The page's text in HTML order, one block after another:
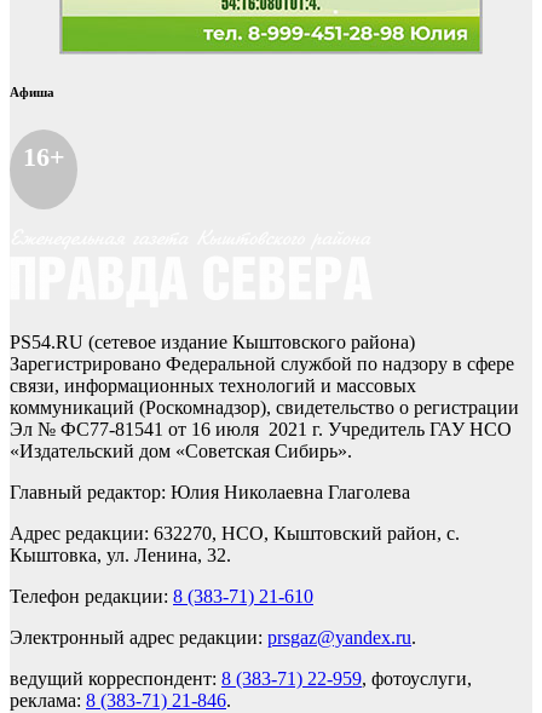
Афиша
16+
PS54.RU (сетевое издание Кыштовского района)
Зарегистрировано Федеральной службой по надзору в сфере
связи, информационных технологий и массовых
коммуникаций (Роскомнадзор), свидетельство о регистрации
Эл № ФС77-81541 от 16 июля 2021 г. Учредитель ГАУ НСО
«Издательский дом «Советская Сибирь».
Главный редактор: Юлия Николаевна Глаголева
Адрес редакции: 632270, НСО, Кыштовский район, с.
Кыштовка, ул. Ленина, 32.
Телефон редакции: 8 (383-71) 21-610
Электронный адрес редакции: prsgaz@yandex.ru.
ведущий корреспондент: 8 (383-71) 22-959, фотоуслуги,
реклама: 8 (383-71) 21-846.